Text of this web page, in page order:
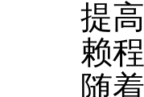
提
赖
随